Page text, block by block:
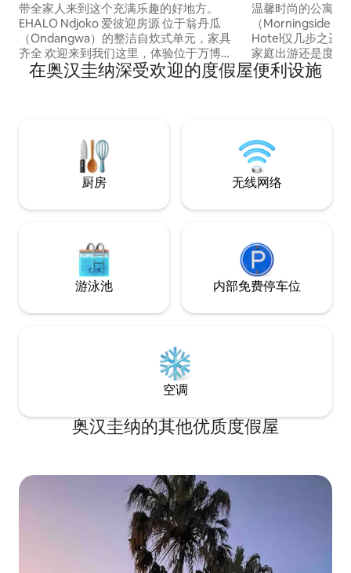
带全家人来到这个充满乐趣的好地方。
EHALO Ndjoko 爱彼迎房源 位于翁丹瓜
（Ondangwa）的整洁自炊式单元，家具
齐全 欢迎来到我们这里，体验位于万博兰
市中心的 Ehalo Ndjoko Airbnb 的热情好客
包括： • 可应要求提供早餐 •咖啡站 •免费
新西兰元 家庭房每晚$1,650.00
温馨时尚的公寓，
（Morningside
Hotel仅几步之遥
家庭出游还是度假
在舒适和便利之间
亮、干净、家具齐
备必需品。宁静！
在奥汉圭纳深受欢迎的度假屋便利设施
厨房 无线网络
游泳池 内部免费停车位
空调
奥汉圭纳的其他优质度假屋